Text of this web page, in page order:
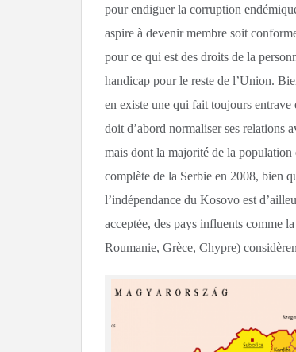
pour endiguer la corruption
aspire à devenir membre soit
pour ce qui est des droits de la
handicap pour le reste de l’Union.
en existe une qui fait toujours
doit d’abord normaliser ses relations
mais dont la majorité de la population
complète de la Serbie en 2008, bien
l’indépendance du Kosovo est
acceptée, des pays influents comme
Roumanie, Grèce, Chypre)